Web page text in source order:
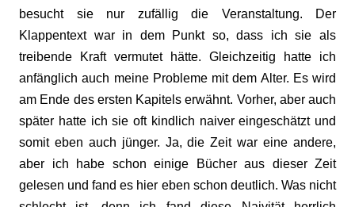
besucht sie nur zufällig die Veranstaltung. Der
Klappentext war in dem Punkt so, dass ich sie als
treibende Kraft vermutet hätte. Gleichzeitig hatte ich
anfänglich auch meine Probleme mit dem Alter. Es wird
am Ende des ersten Kapitels erwähnt. Vorher, aber auch
später hatte ich sie oft kindlich naiver eingeschätzt und
somit eben auch jünger. Ja, die Zeit war eine andere,
aber ich habe schon einige Bücher aus dieser Zeit
gelesen und fand es hier eben schon deutlich. Was nicht